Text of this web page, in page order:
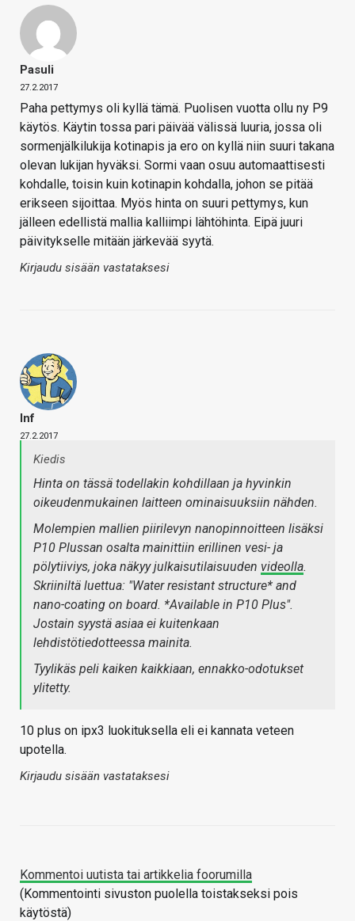
Pasuli
27.2.2017
Paha pettymys oli kyllä tämä. Puolisen vuotta ollu ny P9
käytös. Käytin tossa pari päivää välissä luuria, jossa oli
sormenjälkilukija kotinapis ja ero on kyllä niin suuri takana
olevan lukijan hyväksi. Sormi vaan osuu automaattisesti
kohdalle, toisin kuin kotinapin kohdalla, johon se pitää
erikseen sijoittaa. Myös hinta on suuri pettymys, kun
jälleen edellistä mallia kalliimpi lähtöhinta. Eipä juuri
päivitykselle mitään järkevää syytä.
Kirjaudu sisään vastataksesi
Inf
27.2.2017
Kiedis
Hinta on tässä todellakin kohdillaan ja hyvinkin
oikeudenmukainen laitteen ominaisuuksiin nähden.
Molempien mallien piirilevyn nanopinnoitteen lisäksi
P10 Plussan osalta mainittiin erillinen vesi- ja
pölytiiviys, joka näkyy julkaisutilaisuuden videolla.
Skriiniltä luettua: "Water resistant structure* and
nano-coating on board. *Available in P10 Plus".
Jostain syystä asiaa ei kuitenkaan
lehdistötiedotteessa mainita.
Tyylikäs peli kaiken kaikkiaan, ennakko-odotukset
ylitetty.
10 plus on ipx3 luokituksella eli ei kannata veteen
upotella.
Kirjaudu sisään vastataksesi
Kommentoi uutista tai artikkelia foorumilla
(Kommentointi sivuston puolella toistakseksi pois
käytöstä)